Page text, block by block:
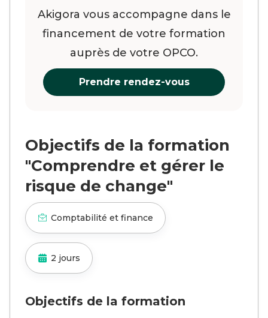
Akigora vous accompagne dans le
financement de votre formation
auprès de votre OPCO.
Prendre rendez-vous
Objectifs de la formation
"Comprendre et gérer le
risque de change"
Comptabilité et finance
2 jours
Objectifs de la formation